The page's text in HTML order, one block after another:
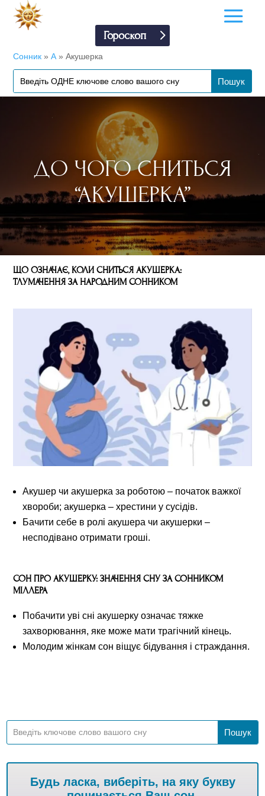
Гороскоп
Сонник »А »Акушерка
ДО ЧОГО СНИТЬСЯ
“АКУШЕРКА”
ЩО ОЗНАЧАЄ, КОЛИ СНИТЬСЯ АКУШЕРКА:
ТЛУМАЧЕННЯ ЗА НАРОДНИМ СОННИКОМ
Акушер чи акушерка за роботою – початок важкої
хвороби; акушерка – хрестини у сусідів.
Бачити себе в ролі акушера чи акушерки –
несподівано отримати гроші.
СОН ПРО АКУШЕРКУ: ЗНАЧЕННЯ СНУ ЗА СОННИКОМ
МІЛЛЕРА
Побачити уві сні акушерку означає тяжке
захворювання, яке може мати трагічний кінець.
Молодим жінкам сон віщує бідування і страждання.
Будь ласка, виберіть, на яку букву